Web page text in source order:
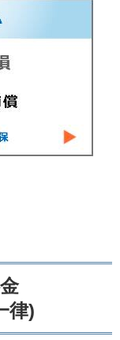
律)